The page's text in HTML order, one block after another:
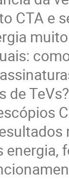
CTA e
de